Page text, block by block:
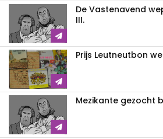
De Vastenavend
III.
Prijs Leutneutbon
Mezikante gezocht